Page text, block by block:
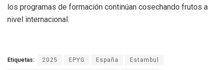
los programas de formación continúan cosechando frutos a
nivel internacional.
Etiquetas: 2025 EPYG España Estambul